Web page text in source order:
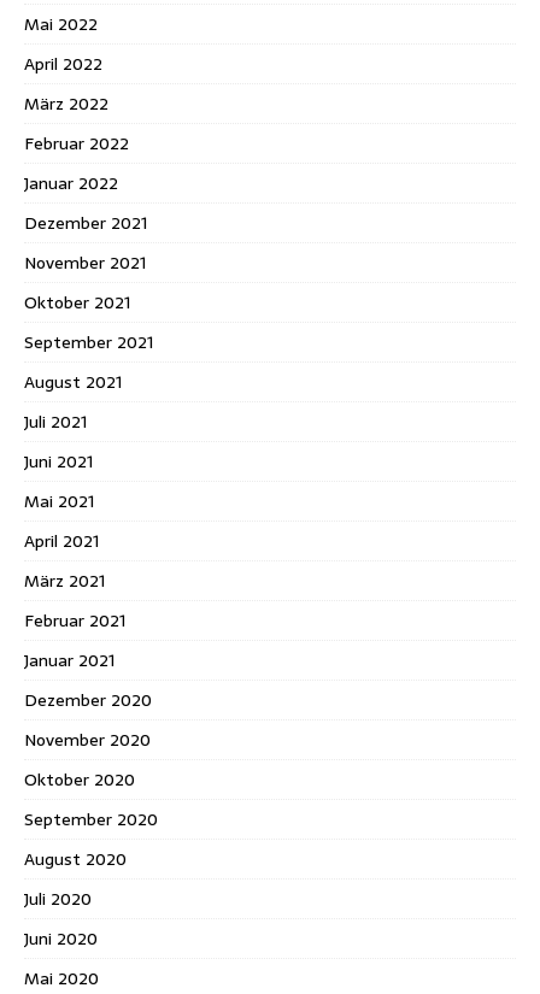
Mai 2022
April 2022
März 2022
Februar 2022
Januar 2022
Dezember 2021
November 2021
Oktober 2021
September 2021
August 2021
Juli 2021
Juni 2021
Mai 2021
April 2021
März 2021
Februar 2021
Januar 2021
Dezember 2020
November 2020
Oktober 2020
September 2020
August 2020
Juli 2020
Juni 2020
Mai 2020